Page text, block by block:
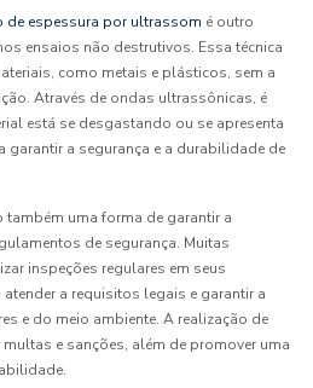
de espessura por ultrassom é outro
ensaios não destrutivos. Essa técnica
como metais e plásticos, sem a
Através de ondas ultrassônicas, é
está se desgastando ou se apresenta
garantir a segurança e a durabilidade de
uma forma de garantir a
de segurança. Muitas
inspeções regulares em seus
a requisitos legais e garantir a
e do meio ambiente. A realização de
e sanções, além de promover uma